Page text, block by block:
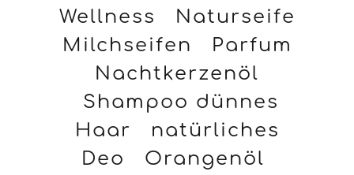
Wellness
Naturseife
Milchseifen
Parfum
Nachtkerzenöl
Shampoo dünnes
Haar
natürliches
Deo
Orangenöl